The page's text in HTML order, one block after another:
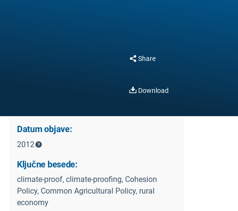
Share
Download
Datum objave:
2012
Ključne besede:
climate-proof, climate-proofing, Cohesion
Policy, Common Agricultural Policy, rural
economy